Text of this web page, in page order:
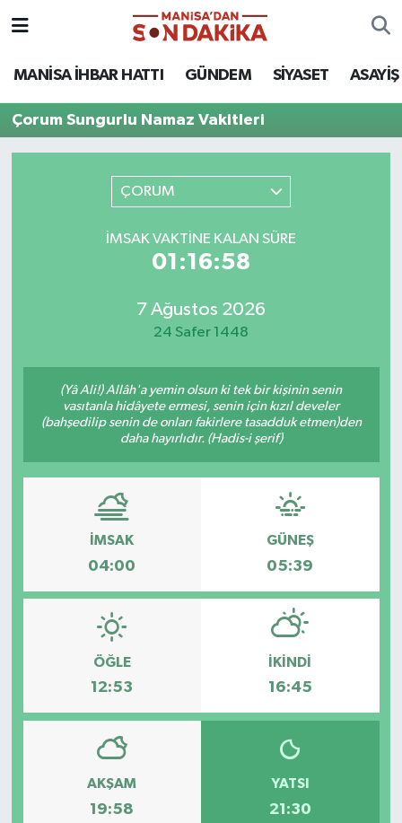
MANİSA İHBAR HATTI GÜNDEM SİYASET ASAYİŞ
Çorum Sungurlu Namaz Vakitleri
ÇORUM
İMSAK VAKTINE KALAN SÜRE
01:16:58
7 Ağustos 2026
24 Safer 1448
(Yâ Ali!) Allâh'a yemin olsun ki tek bir kişinin senin
vasıtanla hidâyete ermesi, senin için kızıl develer
(bahşedilip senin de onları fakirlere tasadduk etmen)den
daha hayırlıdır. (Hadis-i şerif)
İMSAK
04:00
GÜNEŞ
05:39
ÖĞLE
12:53
İKINDI
16:45
AKŞAM
19:58
YATSI
21:30
ASAYİŞ
GÜNDEM
MAGAZİN
MANİSA'DA TRAFİK
YAŞAM
GİZLİLİK SÖZLEŞMESİ
İLETİŞİM
Hava Durumu
Trafik Durumu
Tüm Manşetler
Son Dakika Haberleri